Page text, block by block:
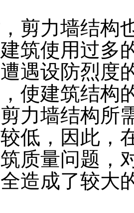
剪力墙结构
筑使用过多
遇设防烈度
使建筑结构
力墙结构所
低，因此，
质量问题，
造成了较大